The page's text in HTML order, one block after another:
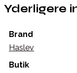
Yderligere
Brand
Haslev
Butik